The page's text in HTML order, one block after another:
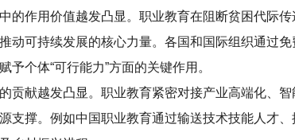
的作用价值越发凸显。职业教育在阻断贫困代际
动可持续发展的核心力量。各国和国际组织通过
予个体“可行能力”方面的关键作用。
贡献越发凸显。职业教育紧密对接产业高端化、
支撑。例如中国职业教育通过输送技术技能人才